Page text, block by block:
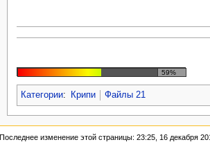
59%
Категории: Крипи Файлы 21
Последнее изменение этой страницы: 23:25, 16 декабря